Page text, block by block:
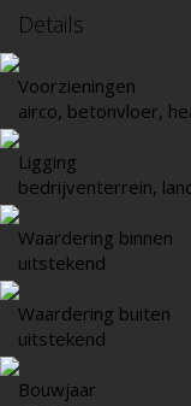
Details
Voorzieningen
airco, betonvloer,
Ligging
bedrijventerrein,
Waardering binnen
uitstekend
Waardering buiten
uitstekend
Bouwjaar